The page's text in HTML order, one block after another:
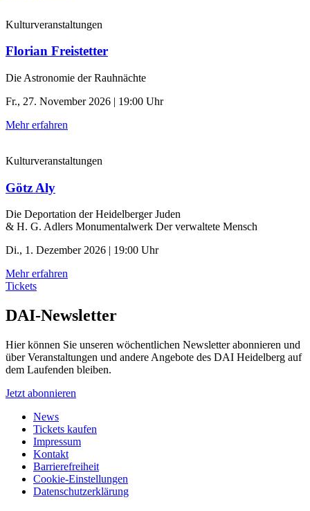
Kulturveranstaltungen
Florian Freistetter
Die Astronomie der ­Rauhnächte
Fr., 27. November 2026 | 19:00 Uhr
Mehr erfahren
Kulturveranstaltungen
Götz Aly
Die Deportation der ­Heidelberger Juden
& H. G. Adlers Monumentalwerk Der verwaltete Mensch
Di., 1. Dezember 2026 | 19:00 Uhr
Mehr erfahren
Tickets
DAI-Newsletter
Hier können Sie unseren wöchentlichen Newsletter abonnieren und
über Veranstaltungen und andere Angebote des DAI Heidelberg auf
dem Laufenden bleiben.
Jetzt abonnieren
News
Tickets kaufen
Impressum
Kontakt
Barrierefreiheit
Cookie-Einstellungen
Datenschutzerklärung